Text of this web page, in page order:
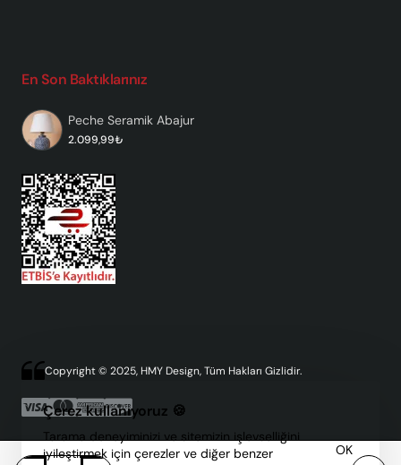
Çerez kullanıyoruz 🍪
Tarama deneyiminizi ve sitemizin işlevselliğini
iyileştirmek için çerezler ve diğer benzer
OK
En Son Baktıklarınız
Peche Seramik Abajur
2.099,99₺
Copyright © 2025, HMY Design, Tüm Hakları Gizlidir.